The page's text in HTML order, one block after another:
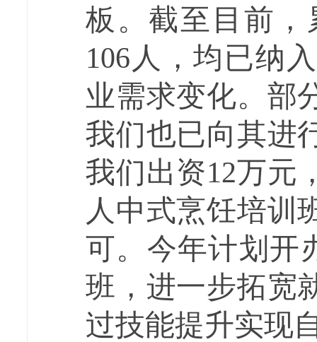
板。截至目前，
106 人，均已纳
业需求变化。部
我们也已向其进
我们出资12万元
人中式烹饪培训
可。今年计划开
班，进一步拓宽
过技能提升实现